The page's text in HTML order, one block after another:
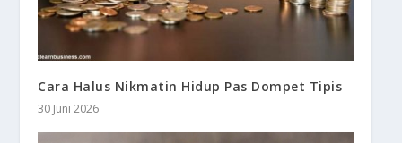
Cara Halus Nikmatin Hidup Pas Dompet Tipis
30 Juni 2026